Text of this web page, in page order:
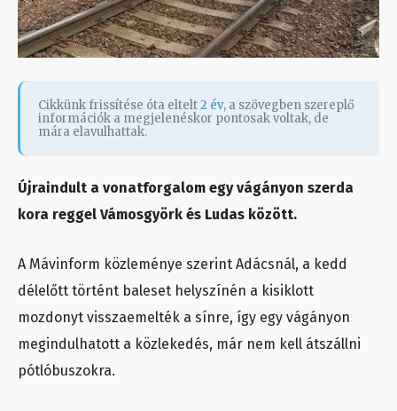
Cikkünk frissítése óta eltelt2 év, a szövegben szereplő
információk a megjelenéskor pontosak voltak, de
mára elavulhattak.
Újraindult a vonatforgalom egy vágányon szerda
kora reggel Vámosgyörk és Ludas között.
A Mávinform közleménye szerint Adácsnál, a kedd
délelőtt történt baleset helyszínén a kisiklott
mozdonyt visszaemelték a sínre, így egy vágányon
megindulhatott a közlekedés, már nem kell átszállni
pótlóbuszokra.